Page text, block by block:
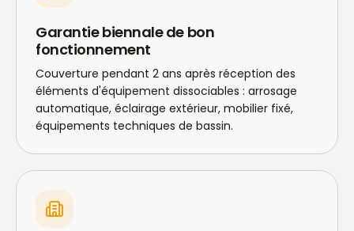
Garantie biennale de bon
fonctionnement
Couverture pendant 2 ans après réception des
éléments d'équipement dissociables : arrosage
automatique, éclairage extérieur, mobilier fixé,
équipements techniques de bassin.